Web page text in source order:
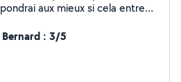
aux mieux si cela entre
: 3/5